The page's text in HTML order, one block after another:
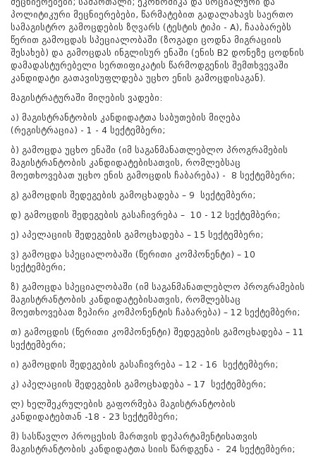
პოლიტიკური მეცნიერებები, წარმატებით გადალახავს საერთო
სამაგისტრო გამოცდების ზღვარს (ტესტის ტიპი - A), ჩააბარებს
წერით გამოცდას სპეციალობაში (ზოგადი ცოდნა მიგრაციის
შესახებ) და გამოცდას ინგლისურ ენაში (ენის B2 დონეზე ცოდნის
დამადასტურებელი სერთიფიკატის წარმოდგენის შემთხვევაში
კანდიდატი გათავისუფლდება უცხო ენის გამოცდისაგან).
მაგისტრატურაში მიღების ვადები:
ა) მაგისტრანტობის კანდიდატთა საბუთების მიღება
(რეგისტრაცია) - 1 - 4 სექტემბერი;
ბ) გამოცდა უცხო ენაში (იმ საგანმანათლებლო პროგრამების
მაგისტრანტობის კანდიდატებისათვის, რომლებსაც
მოეთხოვებათ უცხო ენის გამოცდის ჩაბარება) - 8 სექტემბერი;
გ) გამოცდის შედეგების გამოცხადება – 9 სექტემბერი;
დ) გამოცდის შედეგების გასაჩივრება – 10 - 12 სექტემბერი;
ე) აპელაციის შედეგების გამოცხადება – 15 სექტემბერი;
ვ) გამოცდა სპეციალობაში (წერითი კომპონენტი) – 10
სექტემბერი;
ზ) გამოცდა სპეციალობაში (იმ საგანმანათლებლო პროგრამების
მაგისტრანტობის კანდიდატებისათვის, რომლებსაც
მოეთხოვებათ ზეპირი კომპონენტის ჩაბარება) – 12 სექტემბერი;
თ) გამოცდის (წერითი კომპონენტი) შედეგების გამოცხადება – 11
სექტემბერი;
ი) გამოცდის შედეგების გასაჩივრება – 12 - 16 სექტემბერი;
კ) აპელაციის შედეგების გამოცხადება – 17 სექტემბერი;
ლ) ხელშეკრულების გაფორმება მაგისტრანტობის
კანდიდატებთან -18 - 23 სექტემბერი;
მ) სასწავლო პროცესის მართვის დეპარტამენტისათვის
მაგისტრანტობის კანდიდატთა სიის წარდგენა - 24 სექტემბერი;